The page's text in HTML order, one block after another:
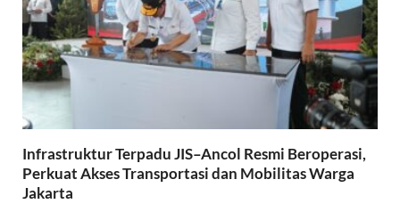
Infrastruktur Terpadu JIS–Ancol Resmi Beroperasi,
Perkuat Akses Transportasi dan Mobilitas Warga
Jakarta